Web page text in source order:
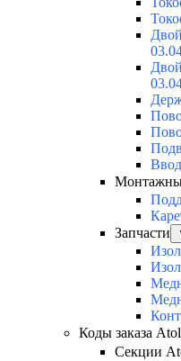
Запчасти
Коды заказа
Секции